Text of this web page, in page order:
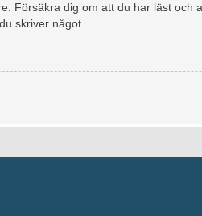
Försäkra dig om att du har läst
skriver något.